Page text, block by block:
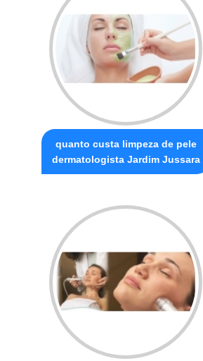
quanto custa limpeza de pele
dermatologista Jardim Jussara